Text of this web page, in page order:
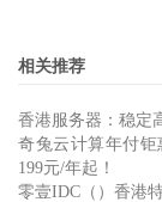
相关推荐
香港服务器：稳定
奇兔云计算年付钜
199元/年起！
零壹IDC（）香港